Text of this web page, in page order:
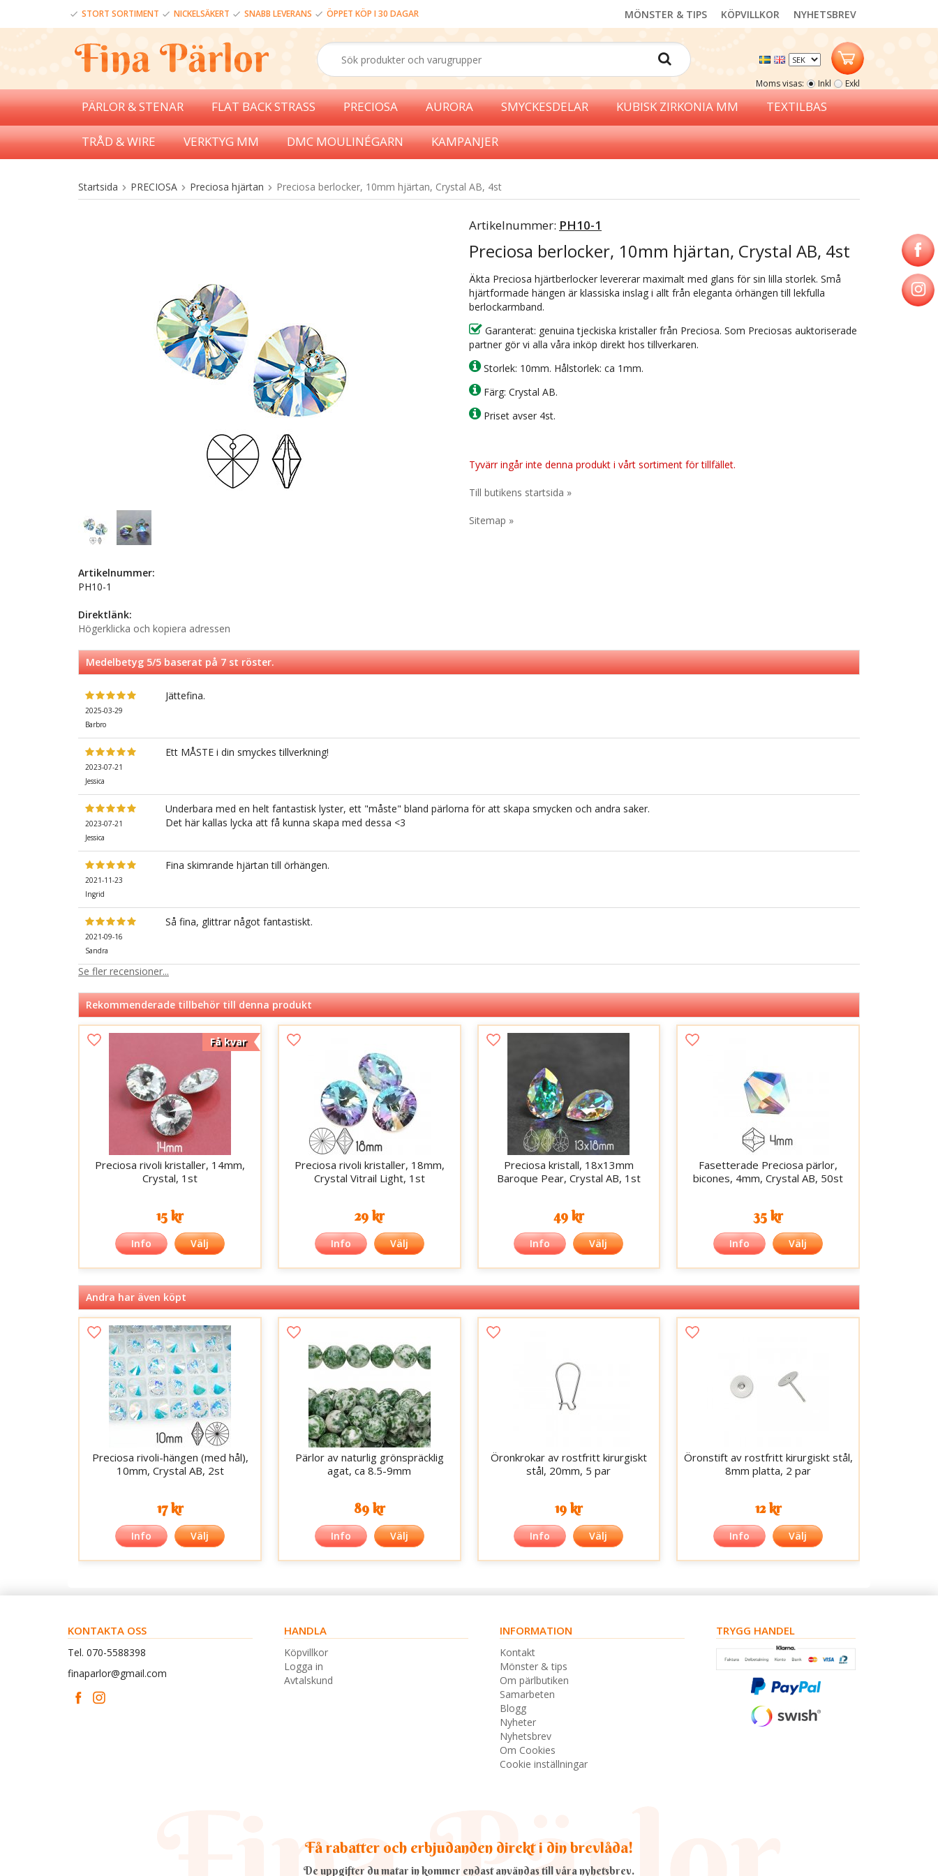
STORT SORTIMENT NICKELSÄKERT SNABB LEVERANS ÖPPET KÖP I 30 DAGAR NYHETSBREV
KÖPVILLKOR
MÖNSTER & TIPS
Moms visas: Inkl Exkl
PÄRLOR & STENAR FLAT BACK STRASS PRECIOSA AURORA SMYCKESDELAR KUBISK ZIRKONIA MM TEXTILBAS
TRÅD & WIRE VERKTYG MM DMC MOULINÉGARN KAMPANJER
Startsida PRECIOSA Preciosa hjärtan Preciosa berlocker, 10mm hjärtan, Crystal AB, 4st
Artikelnummer: PH10-1
Preciosa berlocker, 10mm hjärtan, Crystal AB, 4st
Äkta Preciosa hjärtberlocker levererar maximalt med glans för sin lilla storlek. Små
hjärtformade hängen är klassiska inslag i allt från eleganta örhängen till lekfulla
berlockarmband.
Garanterat: genuina tjeckiska kristaller från Preciosa. Som Preciosas auktoriserade
partner gör vi alla våra inköp direkt hos tillverkaren.
Storlek: 10mm. Hålstorlek: ca 1mm.
Färg: Crystal AB.
Priset avser 4st.
Tyvärr ingår inte denna produkt i vårt sortiment för tillfället.
Till butikens startsida »
Sitemap »
Artikelnummer:
PH10-1
Direktlänk:
Högerklicka och kopiera adressen
Medelbetyg5/5 baserat på7st röster.
2025-03-29
Barbro
Jättefina.
2023-07-21
Jessica
Ett MÅSTE i din smyckes tillverkning!
2023-07-21
Jessica
Underbara med en helt fantastisk lyster, ett "måste" bland pärlorna för att skapa smycken och andra saker.
Det här kallas lycka att få kunna skapa med dessa <3
2021-11-23
Ingrid
Fina skimrande hjärtan till örhängen.
2021-09-16
Sandra
Så fina, glittrar något fantastiskt.
Se fler recensioner...
Rekommenderade tillbehör till denna produkt
Få kvar
Preciosa rivoli kristaller, 14mm,
Crystal, 1st
15 kr
Info Välj
Preciosa rivoli kristaller, 18mm,
Crystal Vitrail Light, 1st
29 kr
Info Välj
Preciosa kristall, 18x13mm
Baroque Pear, Crystal AB, 1st
49 kr
Info Välj
Fasetterade Preciosa pärlor,
bicones, 4mm, Crystal AB, 50st
35 kr
Info Välj
Andra har även köpt
Preciosa rivoli-hängen (med hål),
10mm, Crystal AB, 2st
17 kr
Info Välj
Pärlor av naturlig grönspräcklig
agat, ca 8.5-9mm
89 kr
Info Välj
Öronkrokar av rostfritt kirurgiskt
stål, 20mm, 5 par
19 kr
Info Välj
Öronstift av rostfritt kirurgiskt stål,
8mm platta, 2 par
12 kr
Info Välj
KONTAKTA OSS
Tel. 070-5588398
finaparlor@gmail.com
HANDLA
Köpvillkor
Logga in
Avtalskund
INFORMATION
Kontakt
Mönster & tips
Om pärlbutiken
Samarbeten
Blogg
Nyheter
Nyhetsbrev
Om Cookies
Cookie inställningar
TRYGG HANDEL
Få rabatter och erbjudanden direkt i din brevlåda!
De uppgifter du matar in kommer endast användas till våra nyhetsbrev.